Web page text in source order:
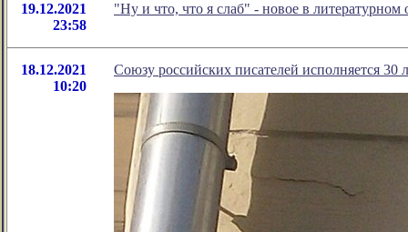
19.12.2021
23:58
"Ну и что, что я слаб" - новое в
18.12.2021
10:20
Союзу российских писателей исполняется 30